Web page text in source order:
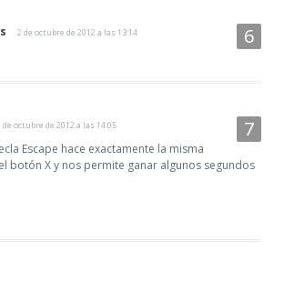
2 de octubre de 2012 a las 13:14
de octubre de 2012 a las 14:05
Escape hace exactamente la misma
botón X y nos permite ganar algunos segundos